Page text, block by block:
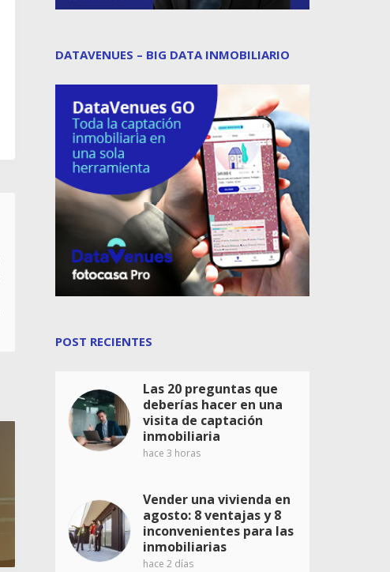
DATAVENUES – BIG DATA INMOBILIARIO
POST RECIENTES
Las 20 preguntas que
deberías hacer en una
visita de captación
inmobiliaria
hace 3 horas
Vender una vivienda en
agosto: 8 ventajas y 8
inconvenientes para las
inmobiliarias
hace 2 días